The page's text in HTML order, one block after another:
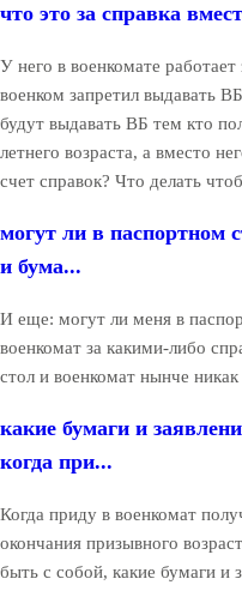
что это за справка
У него в военкомате
военком запретил выдавать
будут выдавать ВБ тем кто
летнего возраста, а вместо
счет справок? Что делать
могут ли в паспортном
и бума...
И еще: могут ли меня в
военкомат за какими-либо
стол и военкомат нынче никак
какие бумаги и
когда при...
Когда приду в военкомат
окончания призывного
быть с собой, какие бумаги и